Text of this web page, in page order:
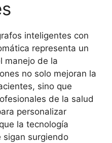
inteligentes con
representa un
manejo de la
no solo mejoran la
sino que
de la salud
personalizar
la tecnología
sigan surgiendo